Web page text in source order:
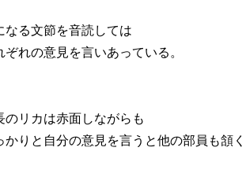
なる文節を音読しては
ぞれの意見を言いあっている。
のリカは赤面しながらも
かりと自分の意見を言うと他の部員も頷く